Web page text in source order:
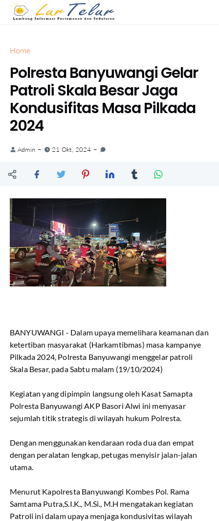
Home
Polresta Banyuwangi Gelar
Patroli Skala Besar Jaga
Kondusifitas Masa Pilkada
2024
Admin 21 Okt, 2024
BANYUWANGI - Dalam upaya memelihara keamanan dan
ketertiban masyarakat (Harkamtibmas) masa kampanye
Pilkada 2024, Polresta Banyuwangi menggelar patroli
Skala Besar, pada Sabtu malam (19/10/2024)
Kegiatan yang dipimpin langsung oleh Kasat Samapta
Polresta Banyuwangi AKP Basori Alwi ini menyasar
sejumlah titik strategis di wilayah hukum Polresta.
Dengan menggunakan kendaraan roda dua dan empat
dengan peralatan lengkap, petugas menyisir jalan-jalan
utama.
Menurut Kapolresta Banyuwangi Kombes Pol. Rama
Samtama Putra,S.I.K., M.Si., M.H mengatakan kegiatan
Patroli ini dalam upaya menjaga kondusivitas wilayah